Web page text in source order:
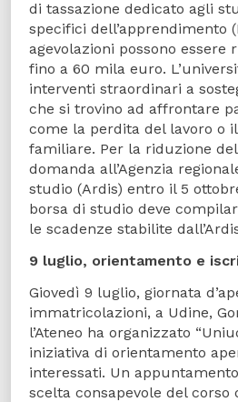
di tassazione dedicato agli
specifici dell’apprendimento
agevolazioni possono essere
fino a 60 mila euro.
interventi straordinari a
che si trovino ad affrontare
come la perdita del lavoro o
familiare. Per la riduzione
domanda all’Agenzia
studio (Ardis) entro il 5
borsa di studio deve
le scadenze stabilite
9 luglio, orientamento e
Giovedì 9 luglio, giornata
immatricolazioni, a Udine,
l’Ateneo ha organizzato
iniziativa di orientamento
interessati. Un
scelta consapevole del corso